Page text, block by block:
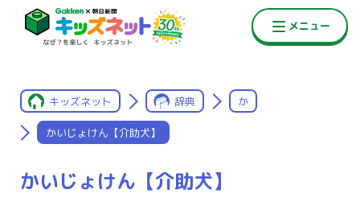
キッズネット 辞典 か
かいじょけん【介助犬】
かいじょけん【介助犬】